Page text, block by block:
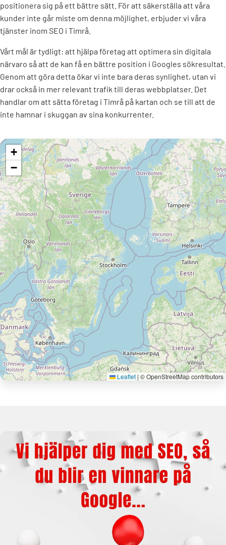
positionera sig på ett bättre sätt. För att säkerställa att våra
kunder inte går miste om denna möjlighet, erbjuder vi våra
tjänster inom SEO i Timrå.
Vårt mål är tydligt: att hjälpa företag att optimera sin digitala
närvaro så att de kan få en bättre position i Googles sökresultat.
Genom att göra detta ökar vi inte bara deras synlighet, utan vi
drar också in mer relevant trafik till deras webbplatser. Det
handlar om att sätta företag i Timrå på kartan och se till att de
inte hamnar i skuggan av sina konkurrenter.
+
−
Leaflet | © OpenStreetMap contributors